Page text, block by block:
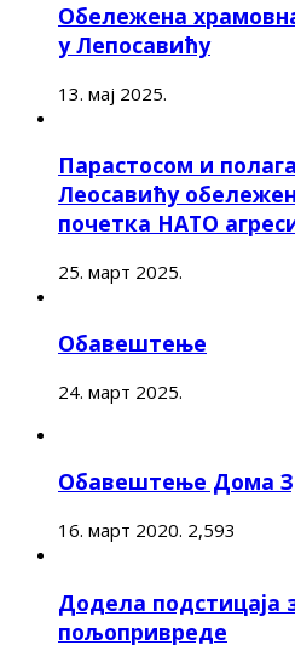
Обележена
у Лепосавићу
13. мај 2025.
Парастосом и
Леосавићу
почетка НАТО
25. март 2025.
Обавештење
24. март 2025.
Обавештење Дома
16. март 2020. 2,593
Додела подстицаја
пољопривреде